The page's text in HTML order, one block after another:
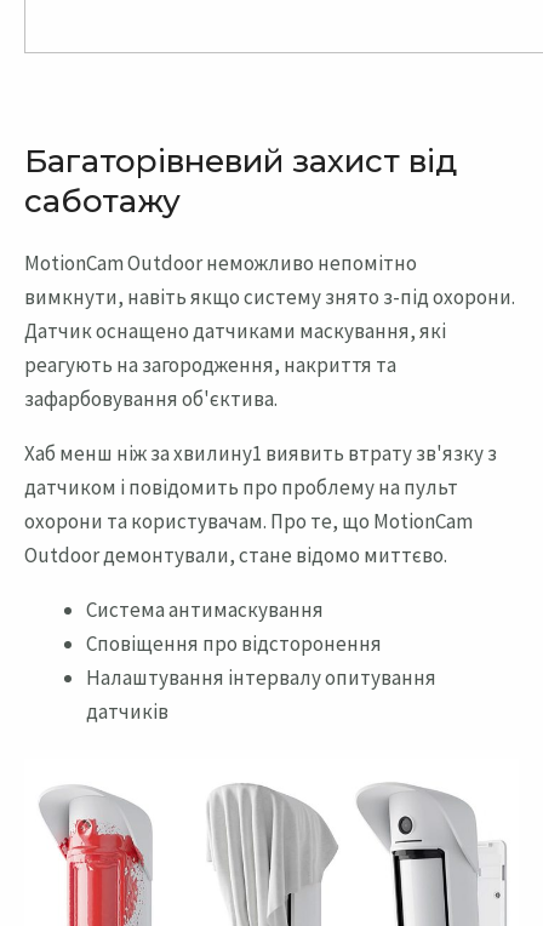
Багаторівневий захист від
саботажу
MotionCam Outdoor неможливо непомітно
вимкнути, навіть якщо систему знято з-під охорони.
Датчик оснащено датчиками маскування, які
реагують на загородження, накриття та
зафарбовування об'єктива.
Хаб менш ніж за хвилину1 виявить втрату зв'язку з
датчиком і повідомить про проблему на пульт
охорони та користувачам. Про те, що MotionCam
Outdoor демонтували, стане відомо миттєво.
Система антимаскування
Сповіщення про відсторонення
Налаштування інтервалу опитування
датчиків